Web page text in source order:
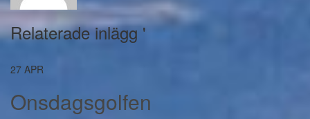
Relaterade inlägg '
27 APR
Onsdagsgolfen